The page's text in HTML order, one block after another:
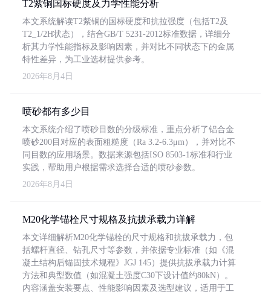
T2紫铜国标硬度及力学性能分析
本文系统解读T2紫铜的国标硬度和抗拉强度（包括T2及
T2_1/2H状态），结合GB/T 5231-2012标准数据，详细分
析其力学性能指标及影响因素，并对比不同状态下的金属
特性差异，为工业选材提供参考。
2026年8月4日
喷砂都有多少目
本文系统介绍了喷砂目数的分级标准，重点分析了铝合金
喷砂200目对应的表面粗糙度（Ra 3.2-6.3μm），并对比不
同目数的应用场景。数据来源包括ISO 8503-1标准和行业
实践，帮助用户根据需求选择合适的喷砂参数。
2026年8月4日
M20化学锚栓尺寸规格及抗拔承载力详解
本文详细解析M20化学锚栓的尺寸规格和抗拔承载力，包
括螺杆直径、钻孔尺寸等参数，并依据专业标准（如《混
凝土结构后锚固技术规程》JGJ 145）提供抗拔承载力计算
方法和典型数值（如混凝土强度C30下设计值约80kN）。
内容涵盖安装要点、性能影响因素及选型建议，适用于工